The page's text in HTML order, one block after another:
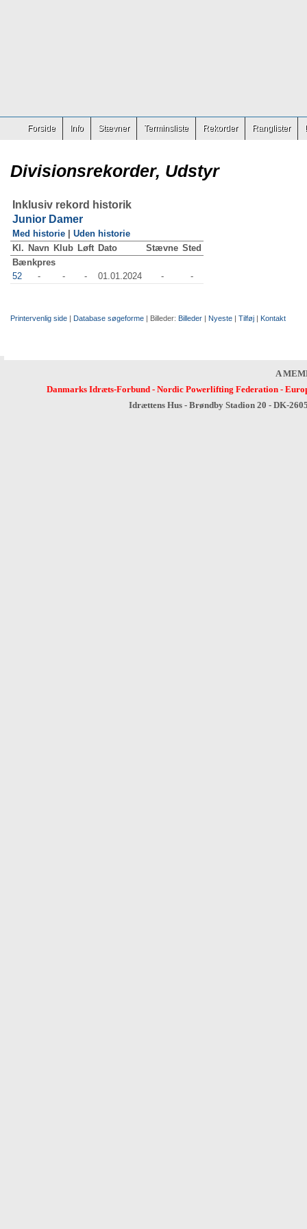
Forside Info Stævner Terminsliste Rekorder Ranglister
Divisionsrekorder, Udstyr
Inklusiv rekord historik
Junior Damer
Med historie
Uden historie
Kl. Navn Klub Løft Dato Stævne Sted
Bænkpres
52
- - - 01.01.2024 - -
Printervenlig side | Database søgeforme | Billeder: Billeder | Nyeste | Tilføj | Kontakt
A
Danmarks Idræts-Forbund- Nordic Powerlifting Federation-
Idrættens Hus - Brøndby Stadion 20 - DK-